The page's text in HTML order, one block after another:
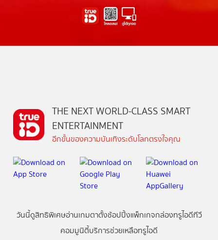
THE NEXT WORLD-CLASS SMART
ENTERTAINMENT
อีกขั้นของความบันเทิงระดับโลกตรงใจคุณ
วันนี้ดูสิทธิพิเศษอ่านเกมตาตั้งช้อปปิ้งแพ็กเกจกล่องทรูไอดีทีวี
คอมมูนิตี้บริการช่วยเหลือทรูไอดี